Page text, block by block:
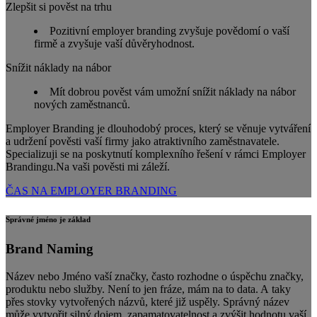
Zlepšit si pověst na trhu
Pozitivní employer branding zvyšuje povědomí o vaší
firmě a zvyšuje vaší důvěryhodnost.
Snížit náklady na nábor
Mít dobrou pověst vám umožní snížit náklady na nábor
nových zaměstnanců.
Employer Branding je dlouhodobý proces, který se věnuje vytváření
a udržení pověsti vaší firmy jako atraktivního zaměstnavatele.
Specializuji se na poskytnutí komplexního řešení v rámci Employer
Brandingu.Na vaši pověsti mi záleží.
ČAS NA EMPLOYER BRANDING
Správné jméno je základ
Brand Naming
Název nebo Jméno vaší značky, často rozhodne o úspěchu značky,
produktu nebo služby. Není to jen fráze, mám na to data. A taky
přes stovky vytvořených názvů, které již uspěly. Správný název
může vytvořit silný dojem, zapamatovatelnost a zvýšit hodnotu vaší